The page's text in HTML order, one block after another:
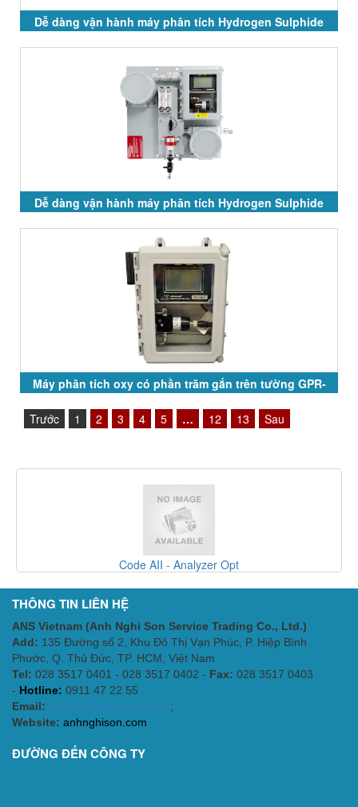
Dễ dàng vận hành máy phân tích Hydrogen Sulphide
GPR-7500 và GPR-7100
Dễ dàng vận hành máy phân tích Hydrogen Sulphide
GPR-7500 và GPR-7100
Máy phân tích oxy có phần trăm gắn trên tường GPR-
2500 Series
Trước
1 2 3 4 5 … 12 13 Sau
Code AII - Analyzer Opt
THÔNG TIN LIÊN HỆ
ANS Vietnam (Anh Nghi Son Service Trading Co., Ltd.)
Add: 135 Đường số 2, Khu Đô Thị Vạn Phúc, P. Hiệp Bình
Phước, Q. Thủ Đức, TP. HCM , Việt Nam
Tel: 028 3517 0401 - 028 3517 0402 - Fax: 028 3517 0403
- Hotline: 0911 47 22 55
Email: support@ansgroup.asia ;
Website: anhnghison.com
ĐƯỜNG ĐẾN CÔNG TY